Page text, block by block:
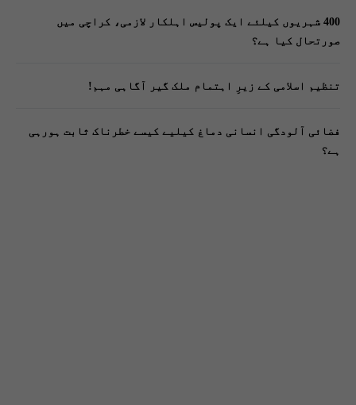
400 شہریوں کیلئے ایک پولیس اہلکار لازمی، کراچی میں
صورتحال کیا ہے؟
تنظیم اسلامی کے زیرِ اہتمام ملک گیر آگاہی مہم!
فضائی آلودگی انسانی دماغ کیلیے کیسے خطرناک ثابت ہورہی
ہے؟